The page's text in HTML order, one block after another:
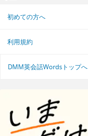
初めての方へ
利用規約
DMM英会話Wordsトップへ